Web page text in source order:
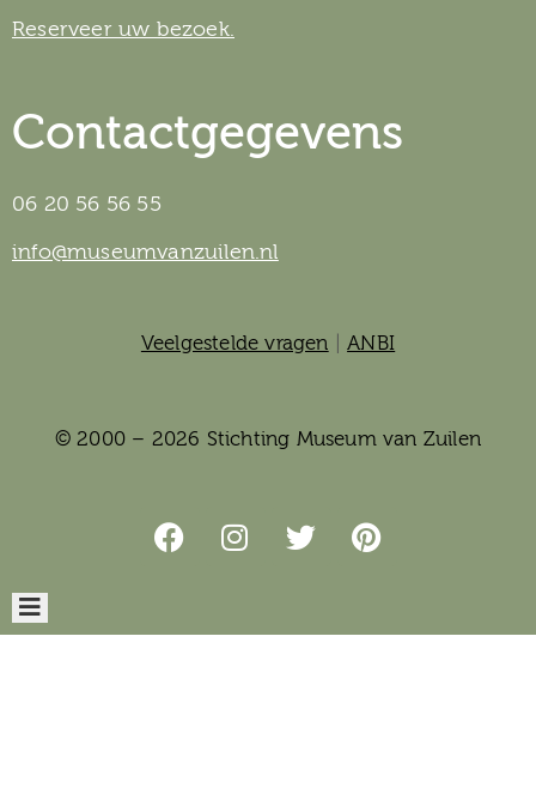
Reserveer uw bezoek.
Contactgegevens
06 20 56 56 55
info@museumvanzuilen.nl
Veelgestelde vragen |ANBI
© 2000 – 2026 Stichting Museum van Zuilen